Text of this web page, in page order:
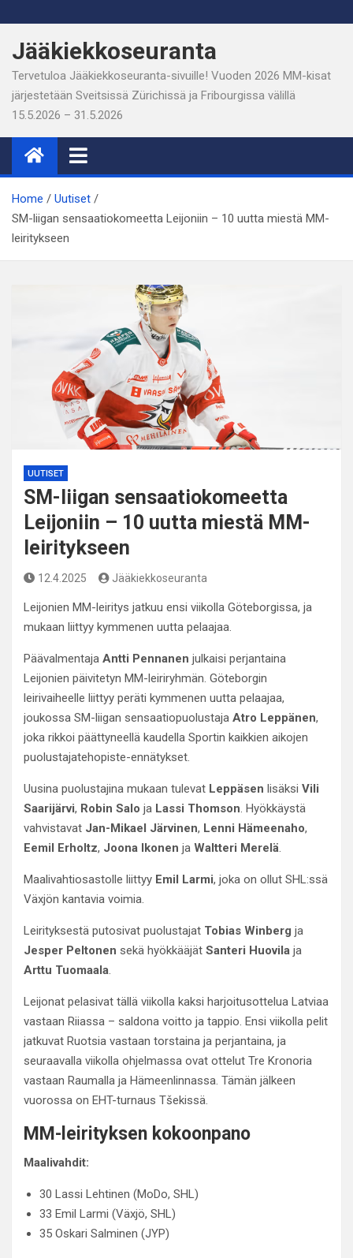
to
content
Jääkiekkoseuranta
Tervetuloa Jääkiekkoseuranta-sivuille! Vuoden 2026 MM-kisat
järjestetään Sveitsissä Zürichissä ja Fribourgissa välillä
15.5.2026 – 31.5.2026
Home
Uutiset
SM-liigan sensaatiokomeetta Leijoniin – 10 uutta miestä MM-
leiritykseen
UUTISET
SM-liigan sensaatiokomeetta
Leijoniin – 10 uutta miestä MM-
leiritykseen
12.4.2025 Jääkiekkoseuranta
Leijonien MM-leiritys jatkuu ensi viikolla Göteborgissa, ja
mukaan liittyy kymmenen uutta pelaajaa.
Päävalmentaja Antti Pennanen julkaisi perjantaina
Leijonien päivitetyn MM-leiriryhmän. Göteborgin
leirivaiheelle liittyy peräti kymmenen uutta pelaajaa,
joukossa SM-liigan sensaatiopuolustaja Atro Leppänen,
joka rikkoi päättyneellä kaudella Sportin kaikkien aikojen
puolustajatehopiste-ennätykset.
Uusina puolustajina mukaan tulevat Leppäsen lisäksi Vili
Saarijärvi, Robin Salo ja Lassi Thomson. Hyökkäystä
vahvistavat Jan-Mikael Järvinen, Lenni Hämeenaho,
Eemil Erholtz, Joona Ikonen ja Waltteri Merelä.
Maalivahtiosastolle liittyy Emil Larmi, joka on ollut SHL:ssä
Växjön kantavia voimia.
Leirityksestä putosivat puolustajat Tobias Winberg ja
Jesper Peltonen sekä hyökkääjät Santeri Huovila ja
Arttu Tuomaala.
Leijonat pelasivat tällä viikolla kaksi harjoitusottelua Latviaa
vastaan Riiassa – saldona voitto ja tappio. Ensi viikolla pelit
jatkuvat Ruotsia vastaan torstaina ja perjantaina, ja
seuraavalla viikolla ohjelmassa ovat ottelut Tre Kronoria
vastaan Raumalla ja Hämeenlinnassa. Tämän jälkeen
vuorossa on EHT-turnaus Tšekissä.
MM-leirityksen kokoonpano
Maalivahdit:
30 Lassi Lehtinen (MoDo, SHL)
33 Emil Larmi (Växjö, SHL)
35 Oskari Salminen (JYP)